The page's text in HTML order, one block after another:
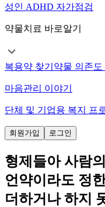
성인 ADHD 자가점검
약물치료 바로알기
복용약 찾기 약물 의존도
마음관리 이야기
단체 및 기업용 복지 프
회원가입 로그인
형제들아 사람
언약이라도 정
더하거나 하지